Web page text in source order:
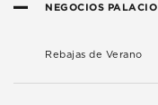
NEGOCIOS PALACIO
Rebajas de Verano